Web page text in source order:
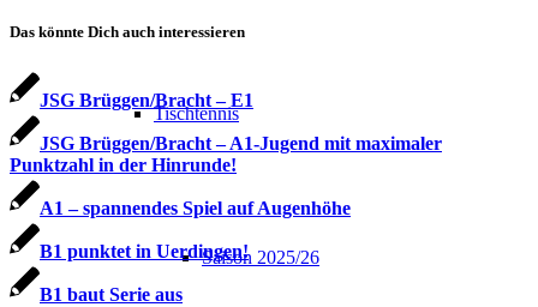
Tischtennis
Saison 2025/26
Das könnte Dich auch interessieren
JSG Brüggen/Bracht – E1
JSG Brüggen/Bracht – A1-Jugend mit maximaler
Punktzahl in der Hinrunde!
A1 – spannendes Spiel auf Augenhöhe
B1 punktet in Uerdingen!
B1 baut Serie aus